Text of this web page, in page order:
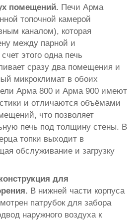
помещений. Печи Арма
топочной камерой
каналом), которая
между парной и
этого одна печь
сразу два помещения и
микроклимат в обоих
Арма 800 и Арма 900 имеют
и отличаются объёмами
что позволяет
печь под толщину стены. В
топки выходит в
обслуживание и загрузку
для
В нижней части корпуса
патрубок для забора
наружного воздуха к